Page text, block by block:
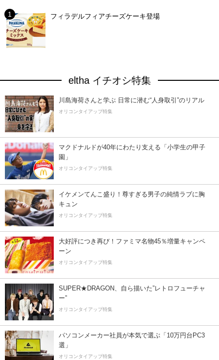
フィラデルフィアチーズケーキ登場
eltha イチオシ特集
川島海荷さんと学ぶ 日常に潜む“人身取引”のリアル
オリコンタイアップ特集
マクドナルドが40年にわたり支える「小学生の甲子
園」
オリコンタイアップ特集
イケメンてんこ盛り！尊すぎる男子の純情ラブに胸
キュン
オリコンタイアップ特集
大好評につき再び！ファミマ名物45％増量キャンペ
ーン
オリコンタイアップ特集
SUPER★DRAGON、自ら描いた”レトロフューチャ
ー”
オリコンタイアップ特集
パソコンメーカー社員が本気で選ぶ「10万円台PC3
選」
オリコンタイアップ特集